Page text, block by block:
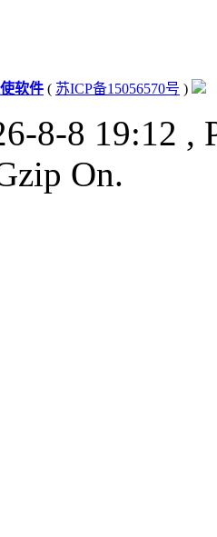
软件 ( 苏ICP备15056570号 )
8-8 19:12 ,
On.